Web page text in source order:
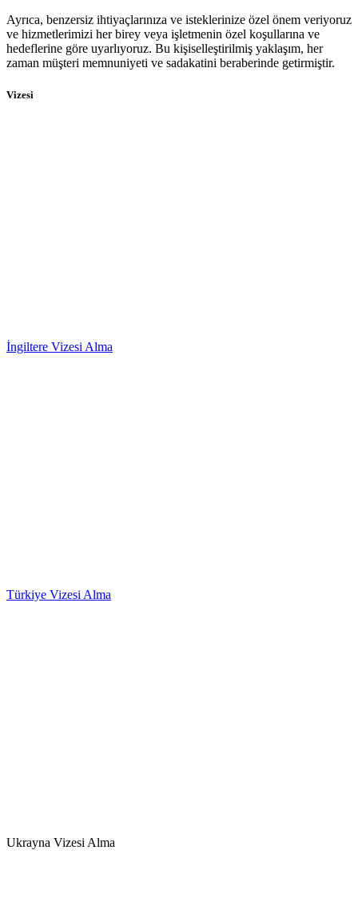
Ayrıca, benzersiz ihtiyaçlarınıza ve isteklerinize özel önem veriyoruz
ve hizmetlerimizi her birey veya işletmenin özel koşullarına ve
hedeflerine göre uyarlıyoruz. Bu kişiselleştirilmiş yaklaşım, her
zaman müşteri memnuniyeti ve sadakatini beraberinde getirmiştir.
Vizesi
İngiltere Vizesi Alma
Türkiye Vizesi Alma
Ukrayna Vizesi Alma